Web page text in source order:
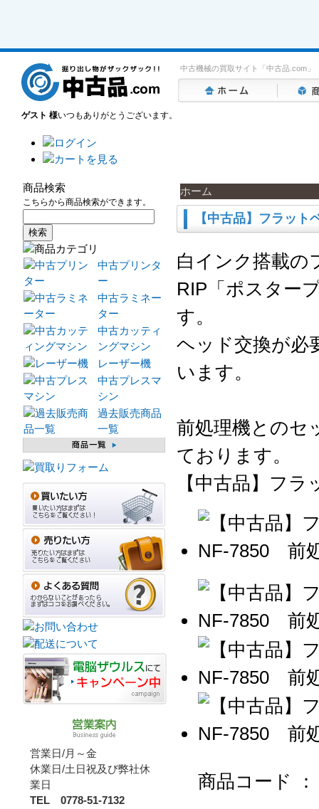
中古機械の買取サイト「中古品.com」
ゲスト 様いつもありがとうございます。
ホーム
【中古品】フラッ
白インク搭載の
RIP「ポスター
す。
ヘッド交換が必
います。
前処理機とのセ
ております。
【中古品】フ
商品コード ：
商品検索
こちらから商品検索ができます。
中古プリンタ
ー
中古ラミネー
ター
中古カッティ
ングマシン
レーザー機
中古プレスマ
シン
過去販売商品
一覧
営業日/月～金
休業日/土日祝及び弊社休
業日
TEL 0778-51-7132